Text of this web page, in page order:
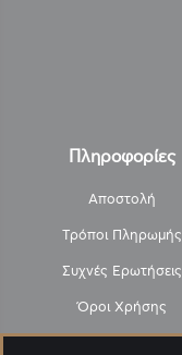
Πληροφορίες
Αποστολή
Τρόποι Πληρωμής
Συχνές Ερωτήσεις
Όροι Χρήσης
Υπαναχώρηση